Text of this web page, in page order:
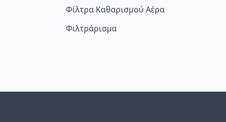
Φίλτρα Καθαρισμού Αέρα
Φιλτράρισμα